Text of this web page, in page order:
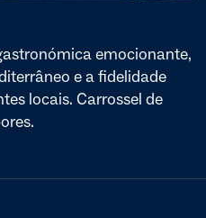
emocionante,
e a fidelidade
locais. Carrossel de